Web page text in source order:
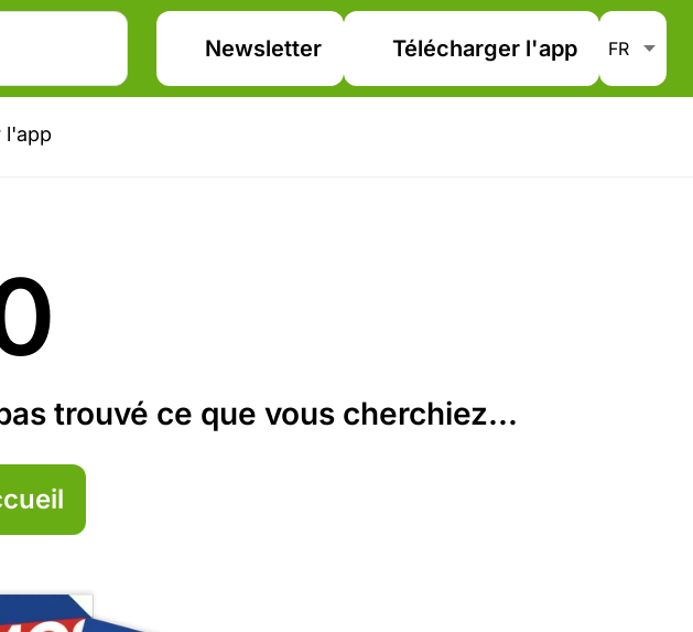
Newsletter Télécharger l'app
l'app
trouvé ce que vous cherchiez...